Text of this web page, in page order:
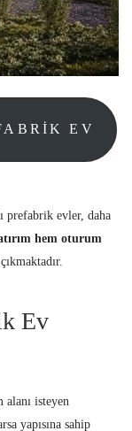
EV
prefabrik evler, daha
hem oturum
Ev
isteyen
yapısına sahip